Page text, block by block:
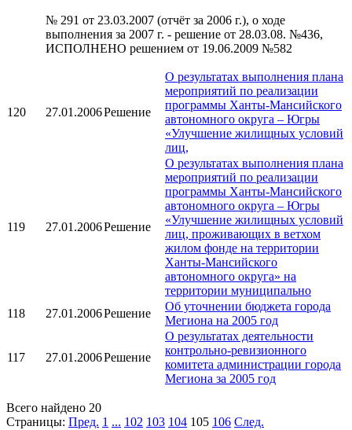
№ 291 от 23.03.2007 (отчёт за 2006 г.), о ходе
выполнения за 2007 г. - решение от 28.03.08. №436,
ИСПОЛНЕНО решением от 19.06.2009 №582
120 27.01.2006Решение
О результатах выполнения плана
мероприятий по реализации
программы Ханты-Мансийского
автономного округа – Югры
«Улучшение жилищных условий
лиц,
119 27.01.2006Решение
О результатах выполнения плана
мероприятий по реализации
программы Ханты-Мансийского
автономного округа – Югры
«Улучшение жилищных условий
лиц, проживающих в ветхом
жилом фонде на территории
Ханты-Мансийского
автономного округа» на
территории муниципально
118
27.01.2006Решение
Об уточнении бюджета города
Мегиона на 2005 год
117 27.01.2006Решение
О результатах деятельности
контрольно-ревизионного
комитета администрации города
Мегиона за 2005 год
Всего найдено 20
Страницы: Пред. 1 ... 102 103 104 105 106 След.